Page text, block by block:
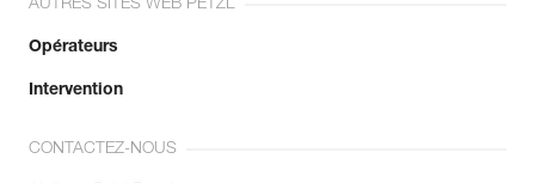
AUTRES SITES WEB PETZL
Opérateurs
Intervention
CONTACTEZ-NOUS